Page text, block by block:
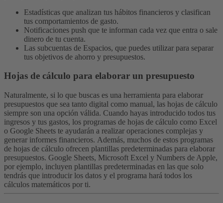
Estadísticas que analizan tus hábitos financieros y clasifican
tus comportamientos de gasto.
Notificaciones push que te informan cada vez que entra o sale
dinero de tu cuenta.
Las subcuentas de Espacios, que puedes utilizar para separar
tus objetivos de ahorro y presupuestos.
Hojas de cálculo para elaborar un presupuesto
Naturalmente, si lo que buscas es una herramienta para elaborar
presupuestos que sea tanto digital como manual, las hojas de cálculo
siempre son una opción válida. Cuando hayas introducido todos tus
ingresos y tus gastos, los programas de hojas de cálculo como Excel
o Google Sheets te ayudarán a realizar operaciones complejas y
generar informes financieros. Además, muchos de estos programas
de hojas de cálculo ofrecen plantillas predeterminadas para elaborar
presupuestos. Google Sheets, Microsoft Excel y Numbers de Apple,
por ejemplo, incluyen plantillas predeterminadas en las que solo
tendrás que introducir los datos y el programa hará todos los
cálculos matemáticos por ti.